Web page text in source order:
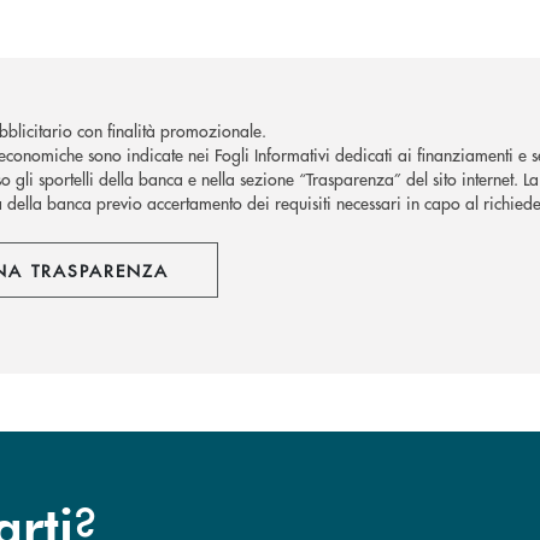
con finalità promozionale.
sono indicate nei Fogli Informativi dedicati ai finanziamenti e
gli sportelli della banca e nella sezione “Trasparenza” del sito internet.
banca previo accertamento dei requisiti necessari in capo al
TRASPARENZA
?